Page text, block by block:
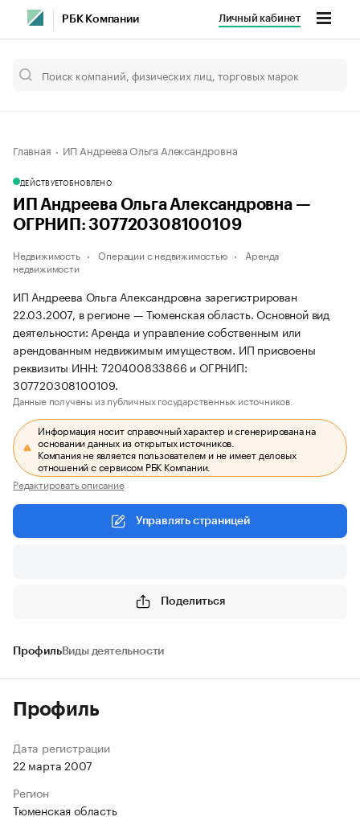
РБК Компании Личный кабинет
Главная ИП Андреева Ольга Александровна
ДЕЙСТВУЕТОБНОВЛЕНО
ИП Андреева Ольга Александровна —
ОГРНИП: 307720308100109
Недвижимость Операции с недвижимостью
Аренда
недвижимости
ИП Андреева Ольга Александровна зарегистрирован
22.03.2007, в регионе — Тюменская область. Основной вид
деятельности: Аренда и управление собственным или
арендованным недвижимым имуществом. ИП присвоены
реквизиты ИНН: 720400833866 и ОГРНИП:
307720308100109.
Данные получены из публичных государственных источников.
Информация носит справочный характер и сгенерирована на
основании данных из открытых источников.
Компания не является пользователем и не имеет деловых
отношений с сервисом РБК Компании.
Редактировать описание
Управлять страницей
Поделиться
ПрофильВиды деятельности
Профиль
Дата регистрации
22 марта 2007
Регион
Тюменская область